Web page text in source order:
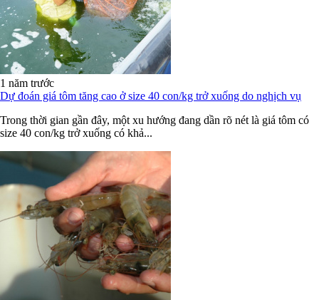
1 năm trước
Dự đoán giá tôm tăng cao ở size 40 con/kg trở xuống do nghịch vụ
Trong thời gian gần đây, một xu hướng đang dần rõ nét là giá tôm có
size 40 con/kg trở xuống có khả...